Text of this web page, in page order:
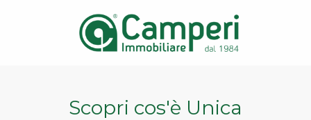
Scopri cos'è Unica
CHI SIAMO
Contratto
Vendita